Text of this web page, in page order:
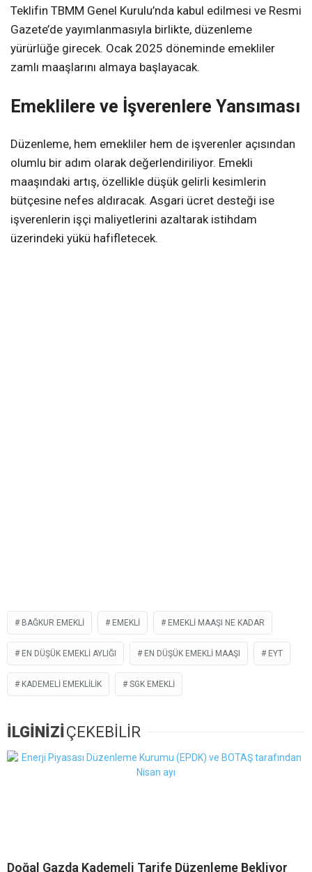
Teklifin TBMM Genel Kurulu’nda kabul edilmesi ve Resmi
Gazete’de yayımlanmasıyla birlikte, düzenleme
yürürlüğe girecek. Ocak 2025 döneminde emekliler
zamlı maaşlarını almaya başlayacak.
Emeklilere ve İşverenlere Yansıması
Düzenleme, hem emekliler hem de işverenler açısından
olumlu bir adım olarak değerlendiriliyor. Emekli
maaşındaki artış, özellikle düşük gelirli kesimlerin
bütçesine nefes aldıracak. Asgari ücret desteği ise
işverenlerin işçi maliyetlerini azaltarak istihdam
üzerindeki yükü hafifletecek.
BAĞKUR EMEKLI EMEKLI EMEKLI MAAŞI NE KADAR
EN DÜŞÜK EMEKLI AYLIĞI EN DÜŞÜK EMEKLI MAAŞI EYT
KADEMELI EMEKLILIK SGK EMEKLI
İLGİNİZİ ÇEKEBİLİR
Doğal Gazda Kademeli Tarife Düzenleme Bekliyor